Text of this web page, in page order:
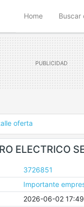
Home(current)Buscar
oferta
ELECTRICO
3726851
Importante
2026-06-02